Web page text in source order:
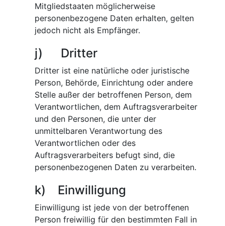
Mitgliedstaaten möglicherweise
personenbezogene Daten erhalten, gelten
jedoch nicht als Empfänger.
j) Dritter
Dritter ist eine natürliche oder juristische
Person, Behörde, Einrichtung oder andere
Stelle außer der betroffenen Person, dem
Verantwortlichen, dem Auftragsverarbeiter
und den Personen, die unter der
unmittelbaren Verantwortung des
Verantwortlichen oder des
Auftragsverarbeiters befugt sind, die
personenbezogenen Daten zu verarbeiten.
k) Einwilligung
Einwilligung ist jede von der betroffenen
Person freiwillig für den bestimmten Fall in